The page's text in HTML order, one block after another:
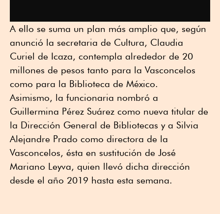
A ello se suma un plan más amplio que, según
anunció la secretaria de Cultura, Claudia
Curiel de Icaza, contempla alrededor de 20
millones de pesos tanto para la Vasconcelos
como para la Biblioteca de México.
Asimismo, la funcionaria nombró a
Guillermina Pérez Suárez como nueva titular de
la Dirección General de Bibliotecas y a Silvia
Alejandre Prado como directora de la
Vasconcelos, ésta en sustitución de José
Mariano Leyva, quien llevó dicha dirección
desde el año 2019 hasta esta semana.